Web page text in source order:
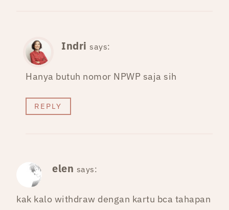
Indri says:
Hanya butuh nomor NPWP saja sih
REPLY
elen says:
kak kalo withdraw dengan kartu bca tahapan